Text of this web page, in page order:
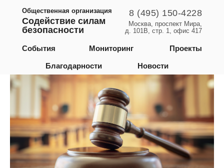
8 (495) 150-4228
Общественная организация
Содействие силам
безопасности
Мониторинг
События
Благодарности Новости
Проекты
Москва, проспект Мира,
д. 101В, стр. 1, офис 417
Тюменская область